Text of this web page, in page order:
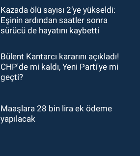
GÜNDEM
22:57 Kim yeni kim eski!
Kazada ölü sayısı 2’ye yükseldi:
Eşinin ardından saatler sonra
sürücü de hayatını kaybetti
Bülent Kantarcı kararını açıkladı!
CHP'de mi kaldı, Yeni Parti'ye mi
geçti?
Maaşlara 28 bin lira ek ödeme
yapılacak